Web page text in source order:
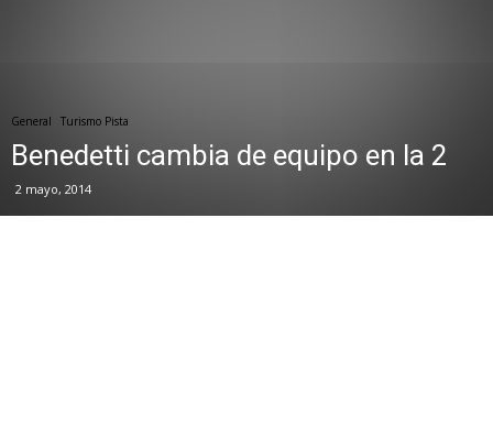
General Turismo Pista
Benedetti cambia de equipo en la 2
2 mayo, 2014